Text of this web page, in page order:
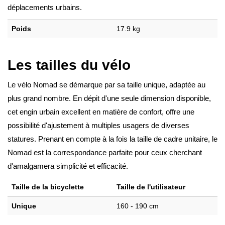
déplacements urbains.
Poids 17.9 kg
Les tailles du vélo
Le vélo Nomad se démarque par sa taille unique, adaptée au
plus grand nombre. En dépit d'une seule dimension disponible,
cet engin urbain excellent en matière de confort, offre une
possibilité d'ajustement à multiples usagers de diverses
statures. Prenant en compte à la fois la taille de cadre unitaire, le
Nomad est la correspondance parfaite pour ceux cherchant
d'amalgamera simplicité et efficacité.
Taille de la bicyclette Taille de l'utilisateur
Unique 160 - 190 cm